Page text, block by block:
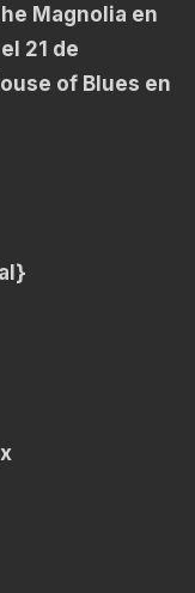
Magnolia en
21 de
of Blues en